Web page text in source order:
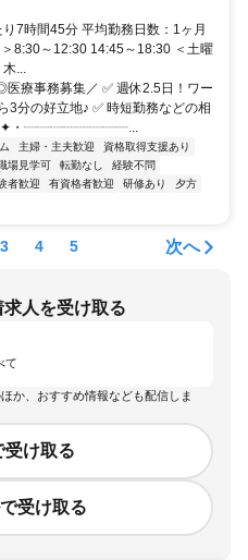
7時間45分 平均勤務日数：1ヶ月
8:30～12:30 14:45～18:30 ＜土曜
...
療事務募集／ ✅ 週休2.5日！ワー
分の好立地♪ ✅ 時短勤務などの相
！ ✦・┈┈┈┈┈┈┈┈...
主婦・主夫歓迎
資格取得支援あり
場見学可 転勤なし
経験不問
者歓迎 有資格者歓迎 研修あり
夕方
3 4 5 次へ
人を受け取る
て
か、おすすめ情報なども配信しま
受け取る
受け取る